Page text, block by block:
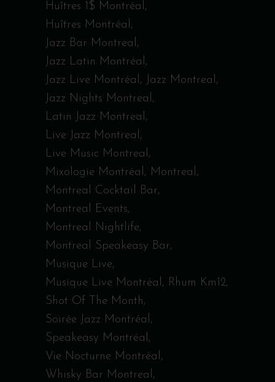
Huîtres 1$ Montréal
Huîtres Montréal
Jazz Bar Montreal
Jazz Latin Montréal
Jazz Live Montréal
Jazz Montreal
Jazz Nights Montreal
Latin Jazz Montreal
Live Jazz Montreal
Live Music Montreal
Mixologie Montréal
Montreal
Montreal Cocktail Bar
Montreal Events
Montreal Nightlife
Montreal Speakeasy Bar
Musique Live
Musique Live Montréal
Rhum Km12
Shot Of The Month
Soirée Jazz Montréal
Speakeasy Montréal
Vie Nocturne Montréal
Whisky Bar Montreal